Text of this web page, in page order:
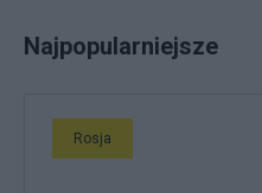
Najpopularniejsze
Rosja